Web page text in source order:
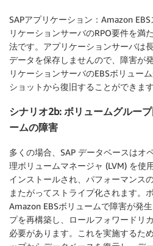
SAPアプリケーション：Amazon
リケーションサーバのRPO要件を満
法です。アプリケーションサーバは
データを保存しませんので、障害が
リケーションサーバのEBSボリュー
ショットから復旧することができます
シナリオ2b: ボリュームグルー
ームの障害
多くの場合、SAP データベースはオ
理ボリュームマネージャ (LVM) を使
インストールされ、パフォーマンス
またがってストライプ化されます。
Amazon EBSボリュームで障害が発
プを再構築し、ロールフォワードリ
必要があります。これを実施するた